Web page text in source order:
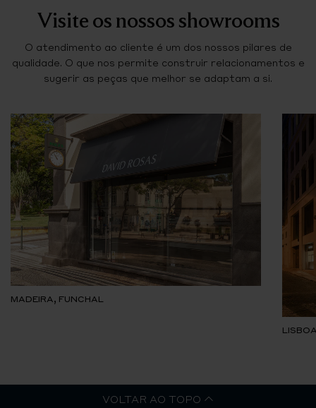
Visite os nossos showrooms
O atendimento ao cliente é um dos nossos pilares de
qualidade. O que nos permite construir relacionamentos e
sugerir as peças que melhor se adaptam a si.
MADEIRA, FUNCHAL
VOLTAR AO TOPO